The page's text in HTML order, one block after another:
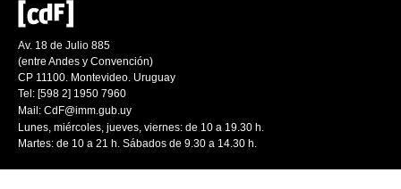
Av. 18 de Julio 885
(entre Andes y Convención)
CP 11100. Montevideo. Uruguay
Tel: [598 2] 1950 7960
Mail: CdF@imm.gub.uy
Lunes, miércoles, jueves, viernes: de 10 a 19.30 h.
Martes: de 10 a 21 h. Sábados de 9.30 a 14.30 h.